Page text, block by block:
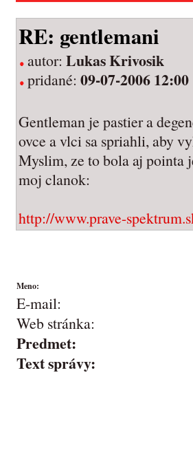
RE: gentlemani
autor: Lukas Krivosik
pridané: 09-07-2006 12:00
Gentleman je pastier a
ovce a vlci sa spriahli, aby
Myslim, ze to bola aj pointa
moj clanok:
http://www.prave-
Meno:
E-mail:
Web stránka:
Predmet:
Text správy: